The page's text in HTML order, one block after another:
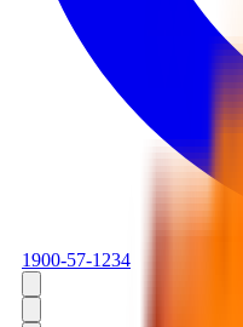
1900-57-1234